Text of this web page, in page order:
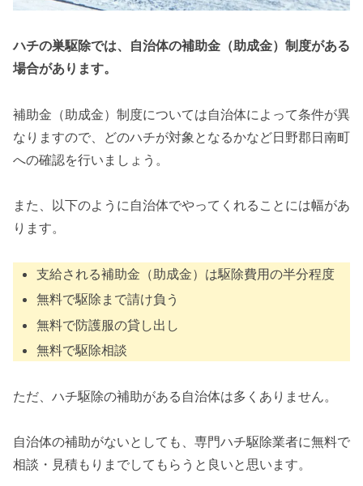
ハチの巣駆除では、自治体の補助金（助成金）制度がある
場合があります。
補助金（助成金）制度については自治体によって条件が異
なりますので、どのハチが対象となるかなど日野郡日南町
への確認を行いましょう。
また、以下のように自治体でやってくれることには幅があ
ります。
支給される補助金（助成金）は駆除費用の半分程度
無料で駆除まで請け負う
無料で防護服の貸し出し
無料で駆除相談
ただ、ハチ駆除の補助がある自治体は多くありません。
自治体の補助がないとしても、専門ハチ駆除業者に無料で
相談・見積もりまでしてもらうと良いと思います。